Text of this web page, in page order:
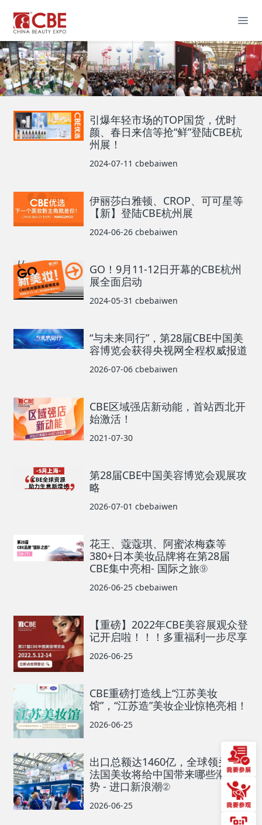
引爆年轻市场的TOP国货，优时
颜、春日来信等抢“鲜”登陆CBE杭
州展！
2024-07-11 cbebaiwen
伊丽莎白雅顿、CROP、可可星等
【新】登陆CBE杭州展
2024-06-26 cbebaiwen
GO！9月11-12日开幕的CBE杭州
展全面启动
2024-05-31 cbebaiwen
“与未来同行”，第28届CBE中国美
容博览会获得央视网全程权威报道
2026-07-06 cbebaiwen
CBE区域强店新动能，首站西北开
始激活！
2021-07-30
第28届CBE中国美容博览会观展攻
略
2026-07-01 cbebaiwen
花王、蔻蔻琪、阿蜜浓梅森等
380+日本美妆品牌将在第28届
CBE集中亮相- 国际之旅⑨
2026-06-25 cbebaiwen
【重磅】2022年CBE美容展观众登
记开启啦！！！多重福利一步尽享
2026-06-25
CBE重磅打造线上“江苏美妆
馆”，“江苏造”美妆企业惊艳亮相！
2026-06-25
出口总额达1460亿，全球领头羊
法国美妆将给中国带来哪些潮流趋
势 - 进口新浪潮②
2026-06-25